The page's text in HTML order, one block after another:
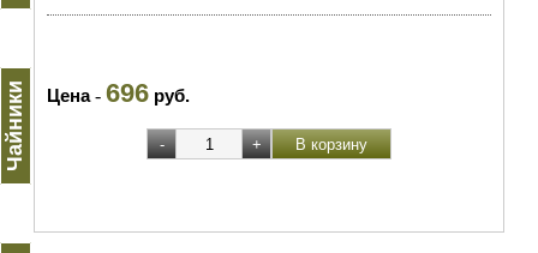
Чайники Цена- 696 руб.